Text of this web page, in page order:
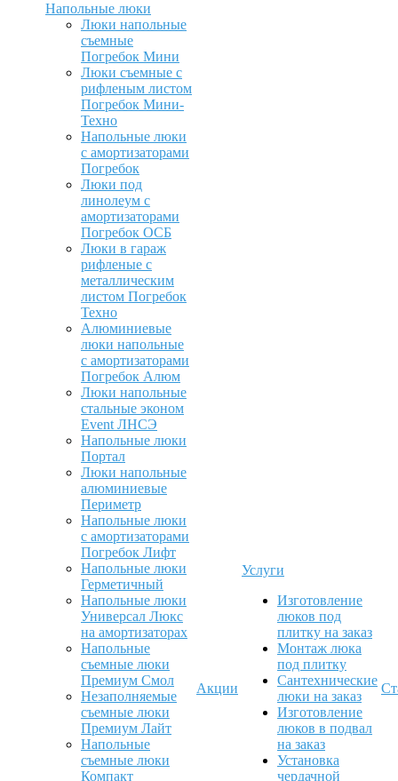
Напольные люки
Люки напольные
съемные
Погребок Мини
Люки съемные с
рифленым листом
Погребок Мини-
Техно
Напольные люки
с амортизаторами
Погребок
Люки под
линолеум с
амортизаторами
Погребок ОСБ
Люки в гараж
рифленые с
металлическим
листом Погребок
Техно
Алюминиевые
люки напольные
с амортизаторами
Погребок Алюм
Люки напольные
стальные эконом
Event ЛНСЭ
Напольные люки
Портал
Люки напольные
алюминиевые
Периметр
Напольные люки
с амортизаторами
Погребок Лифт
Напольные люки
Герметичный
Напольные люки
Универсал Люкс
на амортизаторах
Напольные
съемные люки
Премиум Смол
Незаполняемые
съемные люки
Премиум Лайт
Напольные
съемные люки
Компакт
Акции
Услуги
Изготовление
люков под
плитку на заказ
Монтаж люка
под плитку
Сантехнические
люки на заказ
Изготовление
люков в подвал
на заказ
Установка
чердачной